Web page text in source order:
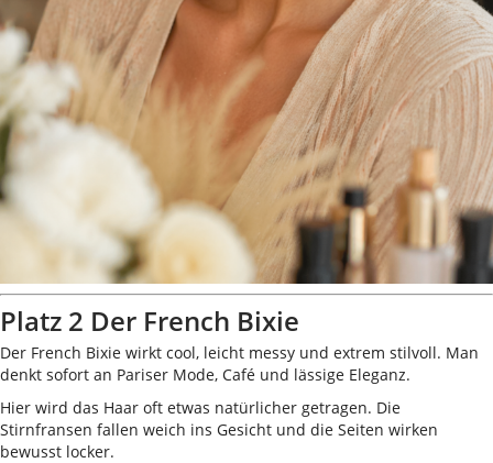
Platz 2 Der French Bixie
Der French Bixie wirkt cool, leicht messy und extrem stilvoll. Man
denkt sofort an Pariser Mode, Café und lässige Eleganz.
Hier wird das Haar oft etwas natürlicher getragen. Die
Stirnfransen fallen weich ins Gesicht und die Seiten wirken
bewusst locker.